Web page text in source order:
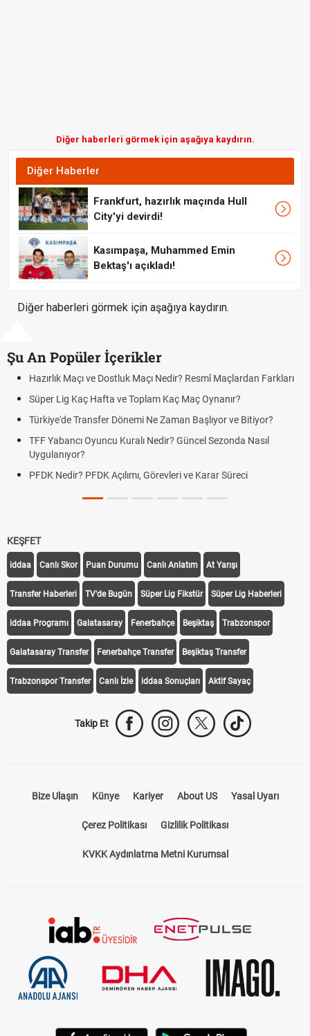
Diğer haberleri görmek için aşağıya kaydırın.
Diğer Haberler
Frankfurt, hazırlık maçında Hull
City'yi devirdi!
Kasımpaşa, Muhammed Emin
Bektaş'ı açıkladı!
Diğer haberleri görmek için aşağıya kaydırın.
Şu An Popüler İçerikler
Farkları
Puan Durumunda AG, OM ve Diğer Kısaltmalar Ne
Skor Ne Demek? Sporda Skor ve Sonuç Kavramları
Futbol Nasıl Oynanır? Temel Futbol Kuralları
Deplasman Golü Kuralı Nedir? Hangi Organizasyonlarda
Uygulanıyor?
DGS Sonuçları Ne Zaman Açıklanacak 2026? ÖSYM
KEŞFET
iddaa Canlı Skor Puan Durumu Canlı Anlatım At Yarışı
Transfer Haberleri TV'de Bugün Süper Lig Fikstür Süper Lig Haberleri
iddaa Programı Galatasaray Fenerbahçe Beşiktaş Trabzonspor
Galatasaray Transfer Fenerbahçe Transfer Beşiktaş Transfer
Trabzonspor Transfer Canlı İzle iddaa Sonuçları Aktif Sayaç